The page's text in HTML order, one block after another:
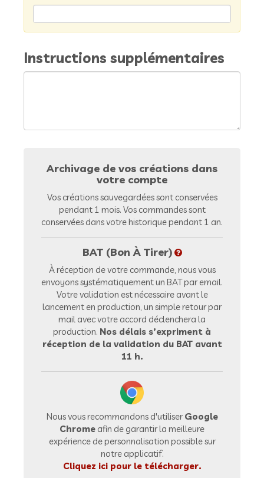
Instructions supplémentaires
Archivage de vos créations dans
votre compte
Vos créations sauvegardées sont conservées
pendant 1 mois. Vos commandes sont
conservées dans votre historique pendant 1 an.
BAT (Bon À Tirer)
À réception de votre commande, nous vous
envoyons systématiquement un BAT par email.
Votre validation est nécessaire avant le
lancement en production, un simple retour par
mail avec votre accord déclenchera la
production. Nos délais s’expriment à
réception de la validation du BAT avant
11 h.
Nous vous recommandons d'utiliserGoogle
Chrome afin de garantir la meilleure
expérience de personnalisation possible sur
notre applicatif.
Cliquez ici pour le télécharger.